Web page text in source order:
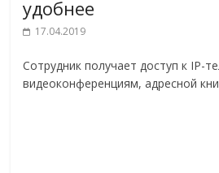
удобнее
17.04.2019
Сотрудник получает доступ к IP-
видеоконференциям, адресной